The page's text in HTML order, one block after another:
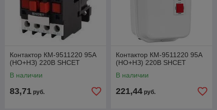
Контактор КМ-9511220 95А
(НО+НЗ) 220В SHCET
В наличии
83,71 руб.
Контактор КМ-9511220 95А
(НО+НЗ) 220В SHCET
В наличии
221,44 руб.